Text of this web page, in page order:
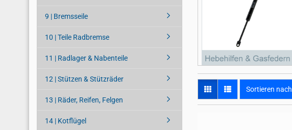
Sortieren nach
Sortieren nach
9 | Bremsseile
10 | Teile Radbremse
11 | Radlager & Nabenteile
12 | Stützen & Stützräder
13 | Räder, Reifen, Felgen
14 | Kotflügel